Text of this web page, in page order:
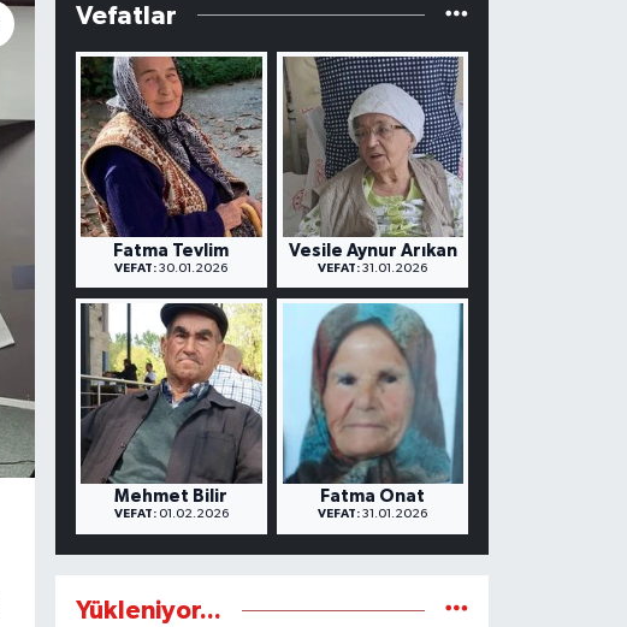
Vefatlar
Fatma Tevlim
VEFAT: 30.01.2026
Vesile Aynur Arıkan
VEFAT: 31.01.2026
Mehmet Bilir
VEFAT:01.02.2026
Fatma Onat
VEFAT: 31.01.2026
Yükleniyor...